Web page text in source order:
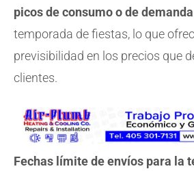
picos de consumo o de demanda
temporada de fiestas, lo que
previsibilidad en los precios que
clientes.
Fechas límite de envíos para la